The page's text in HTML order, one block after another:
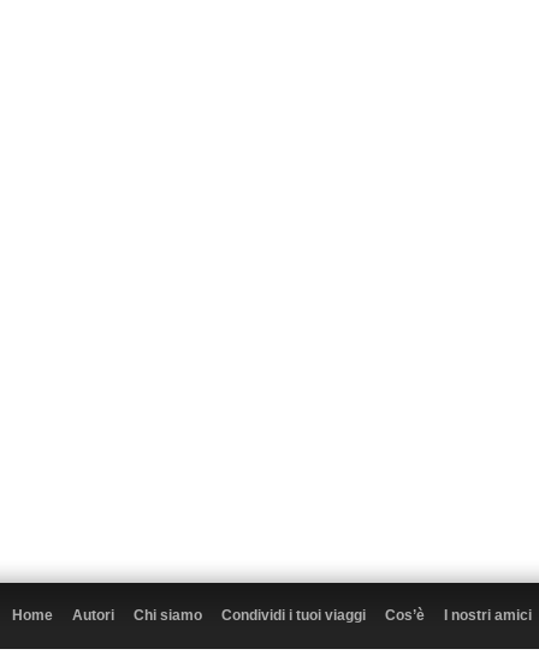
Home Autori Chi siamo Condividi i tuoi viaggi Cos’è I nostri amici